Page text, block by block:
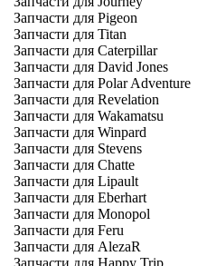
Запчасти для Pigeon
Запчасти для Titan
Запчасти для Caterpillar
Запчасти для David Jones
Запчасти для Polar Adventure
Запчасти для Revelation
Запчасти для Wakamatsu
Запчасти для Winpard
Запчасти для Stevens
Запчасти для Chatte
Запчасти для Lipault
Запчасти для Eberhart
Запчасти для Monopol
Запчасти для Feru
Запчасти для AlezaR
Запчасти для Happy Trip